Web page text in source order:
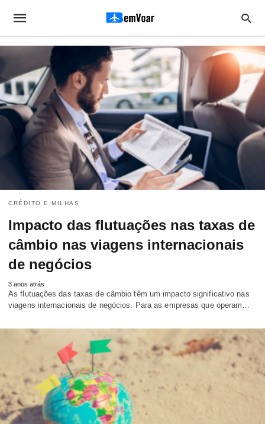
CRÉDITO E MILHAS
Impacto das flutuações nas taxas de
câmbio nas viagens internacionais
de negócios
3 anos atrás
As flutuações das taxas de câmbio têm um impacto significativo nas
viagens internacionais de negócios. Para as empresas que operam…